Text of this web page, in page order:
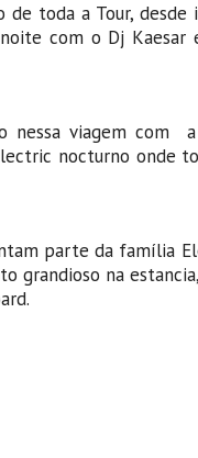
toda a Tour, desde
com o Dj
nessa viagem com
nocturno onde
parte da família
grandioso na